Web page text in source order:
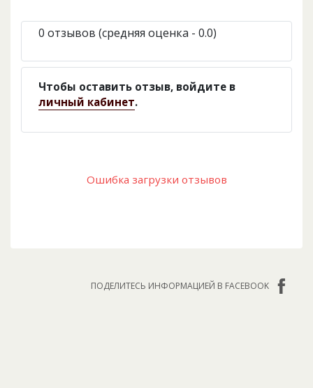
0 отзывов (средняя оценка - 0.0)
Чтобы оставить отзыв, войдите в
личный кабинет.
Ошибка загрузки отзывов
ПОДЕЛИТЕСЬ ИНФОРМАЦИЕЙ В FACEBOOK